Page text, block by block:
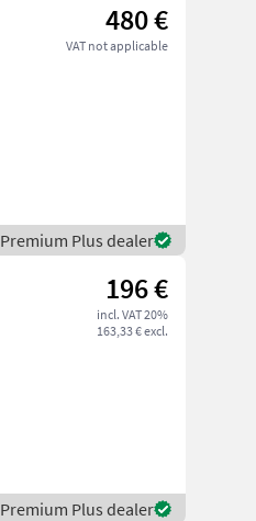
480 €
VAT not applicable
Premium Plus dealer
196 €
incl. VAT 20%
163,33 € excl.
Premium Plus dealer